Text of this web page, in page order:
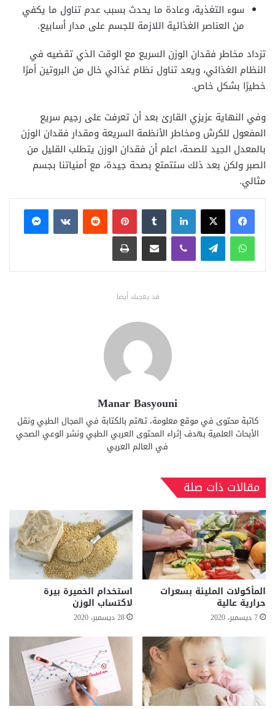
سوء التغذية، وعادة ما يحدث بسبب عدم تناول ما يكفي
من العناصر الغذائية اللازمة للجسم على مدار أسابيع.
تزداد مخاطر فقدان الوزن السريع مع الوقت الذي تقضيه في
النظام الغذائي، ويعد تناول نظام غذائي خال من البروتين أمرًا
خطيرًا بشكل خاص.
وفي النهاية عزيزي القارئ بعد أن تعرفت على رجيم سريع
المفعول للكرش ومخاطر الأنظمة السريعة ومقدار فقدان الوزن
بالمعدل الجيد للصحة، اعلم أن فقدان الوزن يتطلب القليل من
الصبر ولكن بعد ذلك ستتمتع بصحة جيدة، مع أمنياتنا بجسم
مثالي.
فيسبوكX لينكدإن بينتيريست
ماسنجر
واتساب تيلقرام ڤايبر مشاركة عبر البريد طباعة
قد يعجبك أيضا
Manar Basyouni
كاتبة محتوى في موقع معلومة، تهتم بالكتابة في المجال الطبي ونقل
الأبحاث العلمية بهدف إثراء المحتوى العربي الطبي ونشر الوعي الصحي
في العالم العربي
مقالات ذات صلة
المأكولات المليئة بسعرات
حرارية عالية
7 ديسمبر، 2020
استخدام الخميرة بيرة
لاكتساب الوزن
28 ديسمبر، 2020